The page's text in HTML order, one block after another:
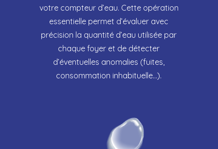
votre compteur d’eau. Cette opération
essentielle permet d’évaluer avec
précision la quantité d’eau utilisée par
chaque foyer et de détecter
d’éventuelles anomalies (fuites,
consommation inhabituelle…).